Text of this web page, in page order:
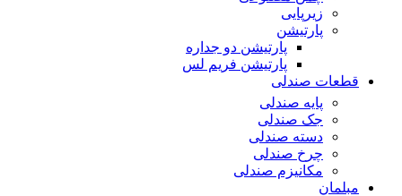
زیرپایی
پارتیشن
پارتیشن دو جداره
پارتیشن فریم لس
قطعات صندلی
پایه صندلی
جک صندلی
دسته صندلی
چرخ صندلی
مکانیزم صندلی
مبلمان